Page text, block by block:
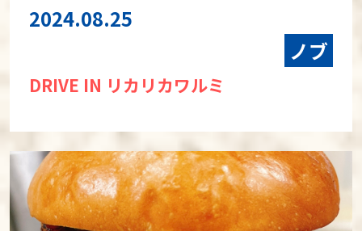
2024.08.25
ノブ
DRIVE IN リカリカワルミ